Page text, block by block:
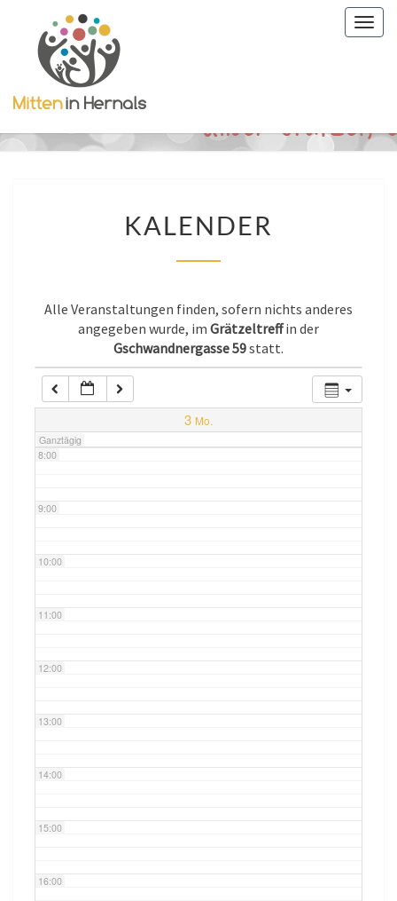
KALENDER
Alle Veranstaltungen finden, sofern nichts anderes
angegeben wurde, im Grätzeltreffin der
Gschwandnergasse 59statt.
3 Mo.
Ganztägig
0:00
1:00
2:00
7:00
8:00
9:00
10:00
11:00
12:00
13:00
14:00
15:00
16:00